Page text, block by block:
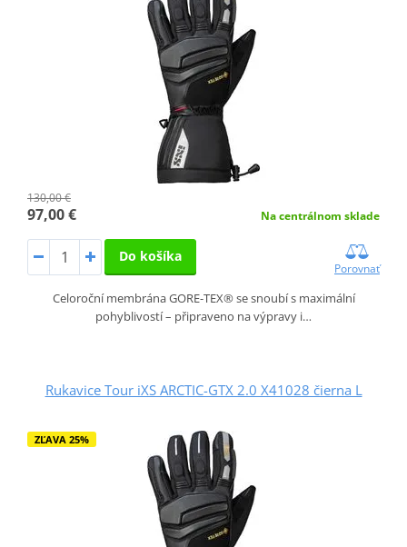
130,00 €
97,00 € Na centrálnom sklade
Do košíka
Porovnať
Celoroční membrána GORE-TEX® se snoubí s maximální
pohyblivostí – připraveno na výpravy i…
Rukavice Tour iXS ARCTIC-GTX 2.0 X41028 čierna L
ZĽAVA 25%